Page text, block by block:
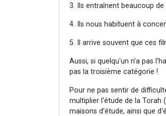
3. Ils entraînent beaucoup
4. Ils nous habituent à
5. Il arrive souvent que ces
Aussi, si quelqu'un n'a pas
pas la troisième catégorie !
Pour ne pas sentir de
multiplier l'étude de la Torah
maisons d'étude, ainsi que